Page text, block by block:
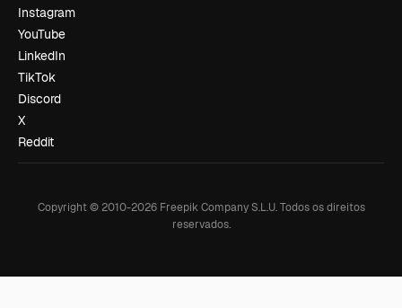
Instagram
YouTube
LinkedIn
TikTok
Discord
X
Reddit
Copyright © 2010-2026Freepik Company S.L.U. Todos os direitos
reservados.